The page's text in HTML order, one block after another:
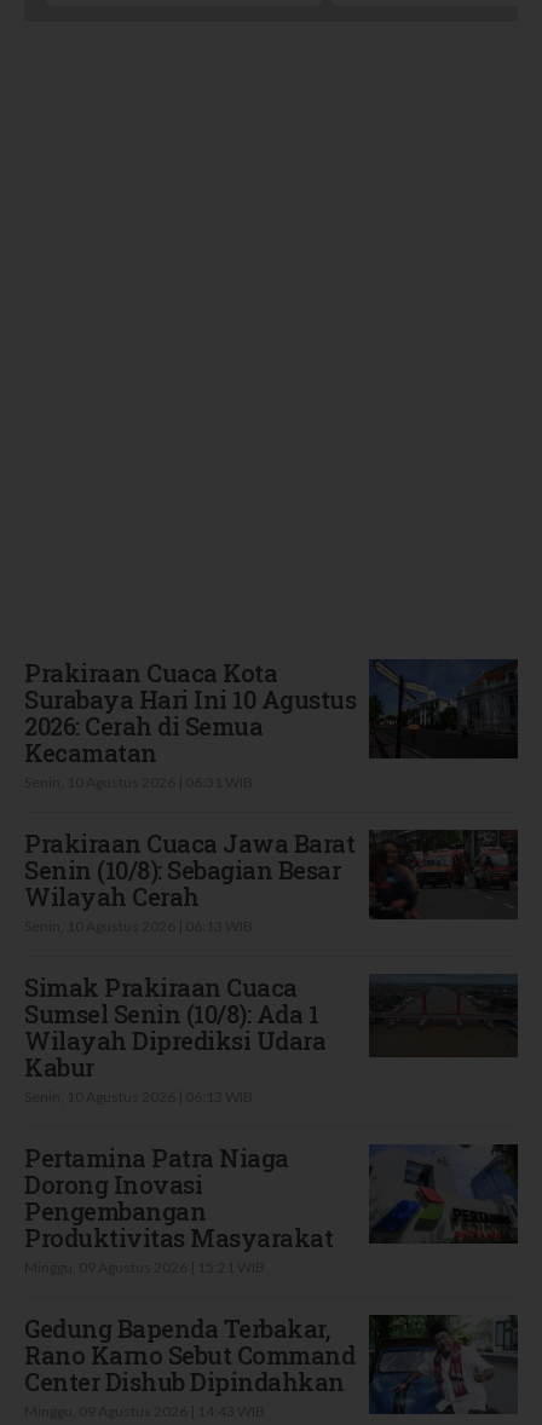
Prakiraan Cuaca Kota
Surabaya Hari Ini 10 Agustus
2026: Cerah di Semua
Kecamatan
Prakiraan Cuaca Jawa Barat
Senin (10/8): Sebagian Besar
Wilayah Cerah
Simak Prakiraan Cuaca
Sumsel Senin (10/8): Ada 1
Wilayah Diprediksi Udara
Kabur
Pertamina Patra Niaga
Dorong Inovasi
Pengembangan
Produktivitas Masyarakat
Gedung Bapenda Terbakar,
Rano Karno Sebut Command
Center Dishub Dipindahkan